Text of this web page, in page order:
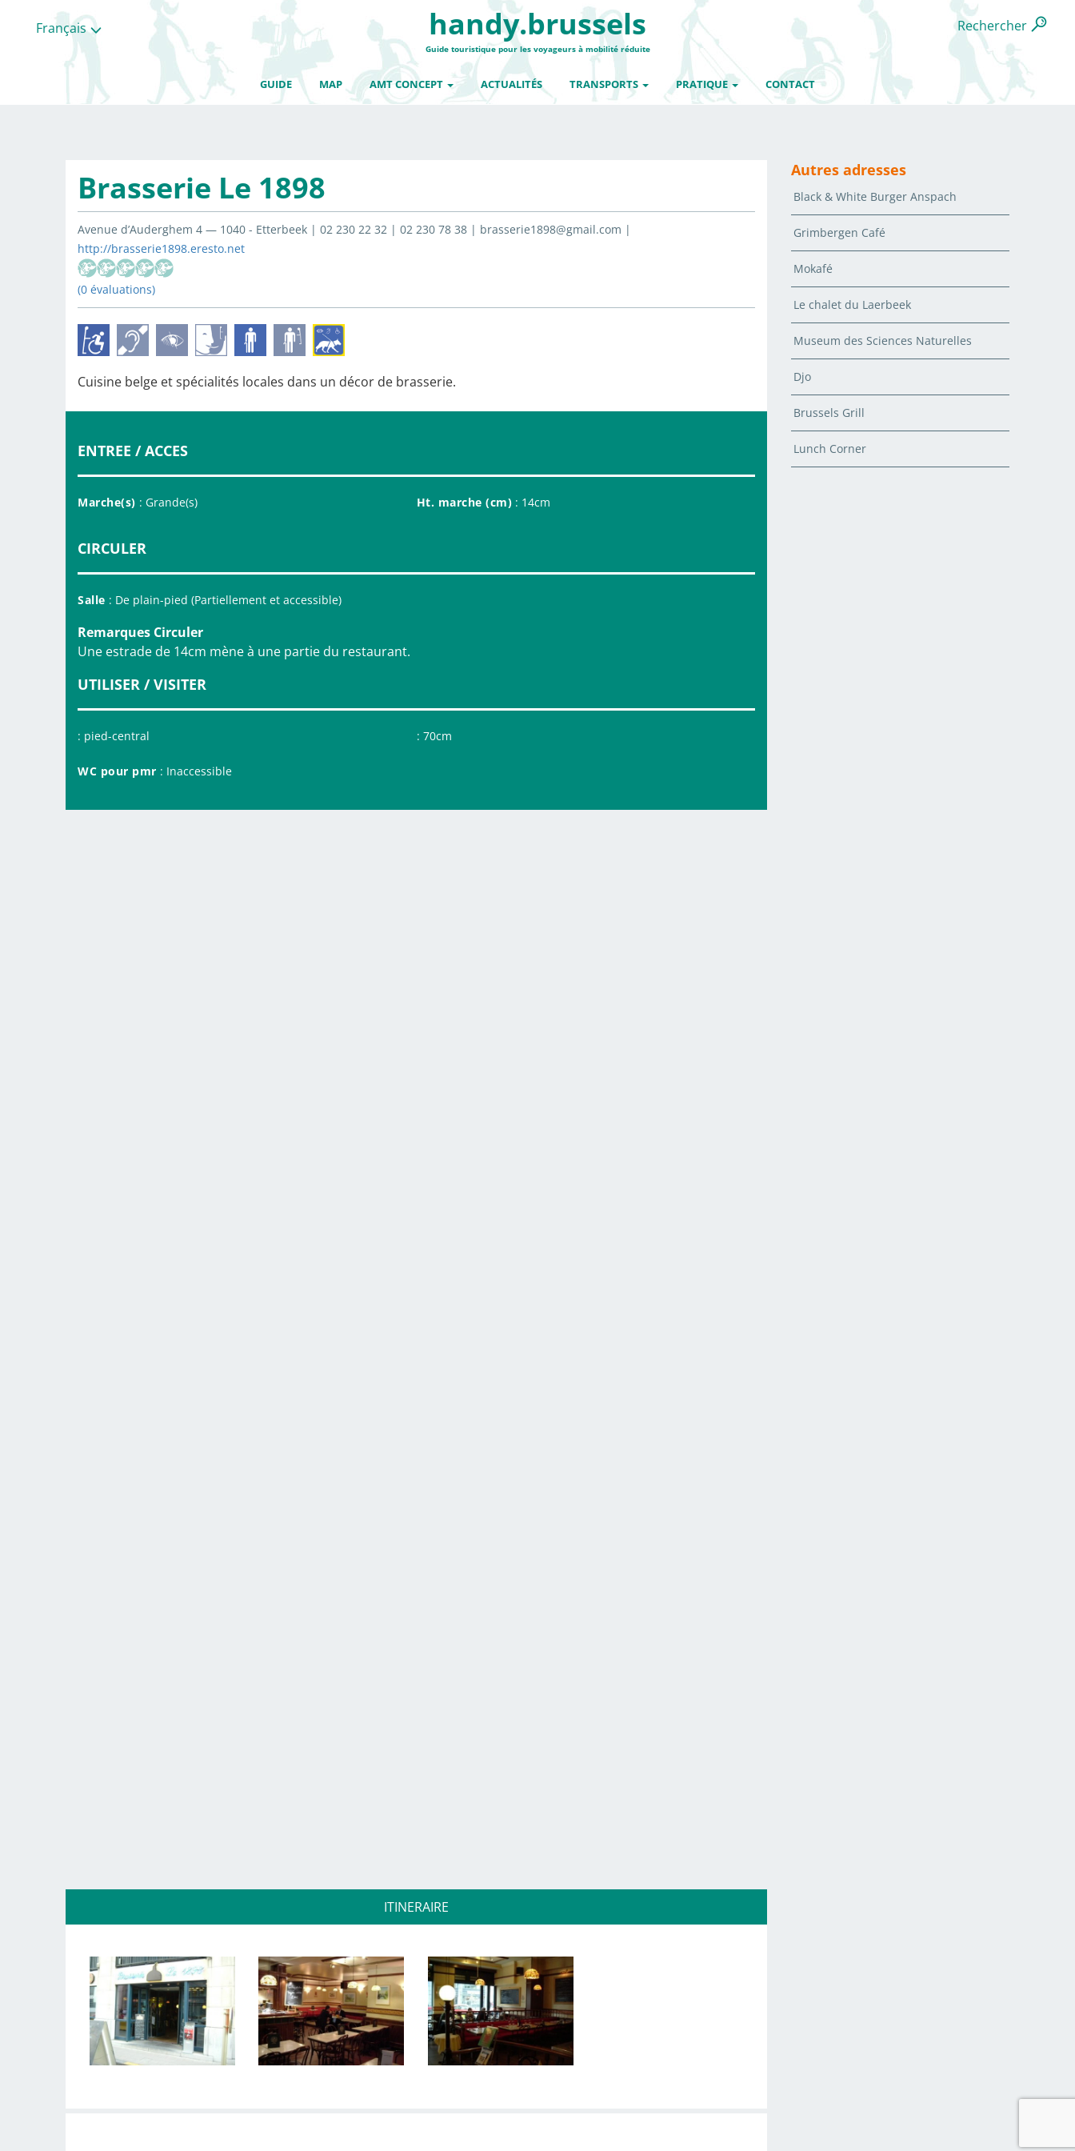
Français handy.brussels
Guide touristique pour les voyageurs à mobilité réduite
Rechercher
GUIDE MAP AMT CONCEPT ACTUALITÉS TRANSPORTS PRATIQUE CONTACT
Brasserie Le 1898
Avenue d’Auderghem 4 — 1040 - Etterbeek | 02 230 22 32 | 02 230 78 38 | brasserie1898@gmail.com |
http://brasserie1898.eresto.net
(0 évaluations)
Cuisine belge et spécialités locales dans un décor de brasserie.
ENTREE / ACCES
Marche(s) : Grande(s) Ht. marche (cm) : 14cm
CIRCULER
Salle : De plain-pied (Partiellement et accessible)
Remarques Circuler
Une estrade de 14cm mène à une partie du restaurant.
UTILISER / VISITER
: pied-central : 70cm
WC pour pmr : Inaccessible
ITINERAIRE
Autres adresses
Black & White Burger Anspach
Grimbergen Café
Mokafé
Le chalet du Laerbeek
Museum des Sciences Naturelles
Djo
Brussels Grill
Lunch Corner
categories